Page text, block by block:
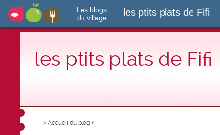
Les blogs
du village
les ptits plats de Fifi
les ptits plats de Fifi
> Accueil du blog <